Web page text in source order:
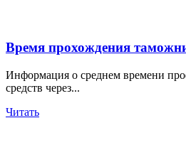
Время прохождения
Информация о среднем времени
средств через...
Читать